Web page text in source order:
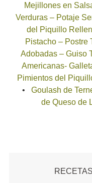
Mejillones en
Verduras – Potaje
del Piquillo
Pistacho – Postre
Adobadas – Guiso
Americanas-
Pimientos del
Goulash de
de Queso de